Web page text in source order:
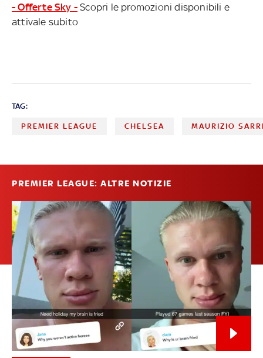
- Offerte Sky - Scopri le promozioni disponibili e
attivale subito
TAG:
PREMIER LEAGUE CHELSEA MAURIZIO
PREMIER LEAGUE: ALTRE NOTIZIE